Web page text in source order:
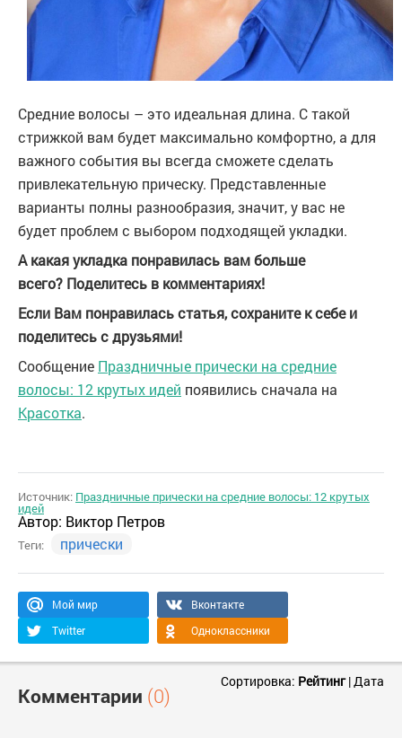
Средние волосы – это идеальная длина. С такой
стрижкой вам будет максимально комфортно, а для
важного события вы всегда сможете сделать
привлекательную прическу. Представленные
варианты полны разнообразия, значит, у вас не
будет проблем с выбором подходящей укладки.
А какая укладка понравилась вам больше
всего? Поделитесь в комментариях!
Если Вам понравилась статья, сохраните к себе и
поделитесь с друзьями!
Сообщение Праздничные прически на средние
волосы: 12 крутых идей появились сначала на
Красотка.
Источник: Праздничные прически на средние волосы: 12 крутых
идей
Автор: Виктор Петров
Теги: прически
Мой мир
Вконтакте
Twitter
Одноклассники
Комментарии (0)
Сортировка: Рейтинг|Дата